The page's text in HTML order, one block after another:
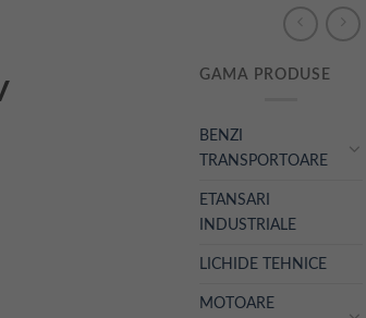
GAMA PRODUSE
BENZI
TRANSPORTOARE
ETANSARI
INDUSTRIALE
LICHIDE TEHNICE
MOTOARE